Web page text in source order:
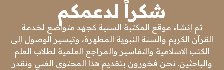
شكراً لدعمكم
تم إنشاء موقع المكتبة السنية كجهد متواضع لخدمة
القرآن الكريم والسنة النبوية المطهرة، وتيسير الوصول إلى
الكتب الإسلامية والتفاسير والمراجع العلمية لطلاب العلم
والباحثين. نحن فخورون بتقديم هذا المحتوى الغني ونقدر